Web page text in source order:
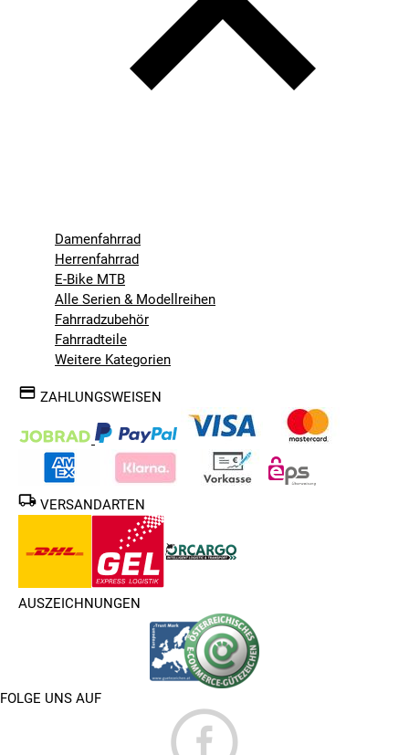
Damenfahrrad
Herrenfahrrad
E-Bike MTB
Alle Serien & Modellreihen
Fahrradzubehör
Fahrradteile
Weitere Kategorien
ZAHLUNGSWEISEN
VERSANDARTEN
AUSZEICHNUNGEN
FOLGE UNS AUF